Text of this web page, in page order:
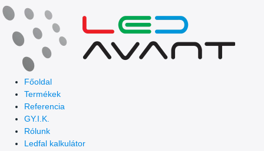
Skip
to
content
Főoldal
Termékek
Referencia
GY.I.K.
Rólunk
Ledfal kalkulátor